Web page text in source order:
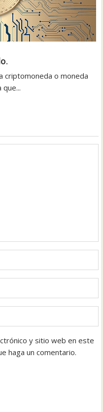
criptomoneda o moneda
y sitio web en este
haga un comentario.